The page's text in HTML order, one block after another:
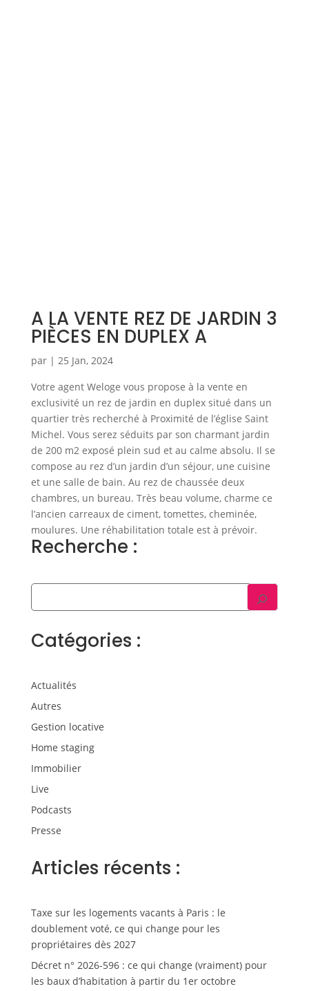
A LA VENTE REZ DE JARDIN 3
PIÈCES EN DUPLEX A
par | 25 Jan, 2024
Votre agent Weloge vous propose à la vente en
exclusivité un rez de jardin en duplex situé dans un
quartier très recherché à Proximité de l’église Saint
Michel. Vous serez séduits par son charmant jardin
de 200 m2 exposé plein sud et au calme absolu. Il se
compose au rez d’un jardin d’un séjour, une cuisine
et une salle de bain. Au rez de chaussée deux
chambres, un bureau. Très beau volume, charme ce
l’ancien carreaux de ciment, tomettes, cheminée,
moulures. Une réhabilitation totale est à prévoir.
Recherche :
Catégories :
Actualités
Autres
Gestion locative
Home staging
Immobilier
Live
Podcasts
Presse
Articles récents :
Taxe sur les logements vacants à Paris : le
doublement voté, ce qui change pour les
propriétaires dès 2027
Décret n° 2026-596 : ce qui change (vraiment) pour
les baux d’habitation à partir du 1er octobre